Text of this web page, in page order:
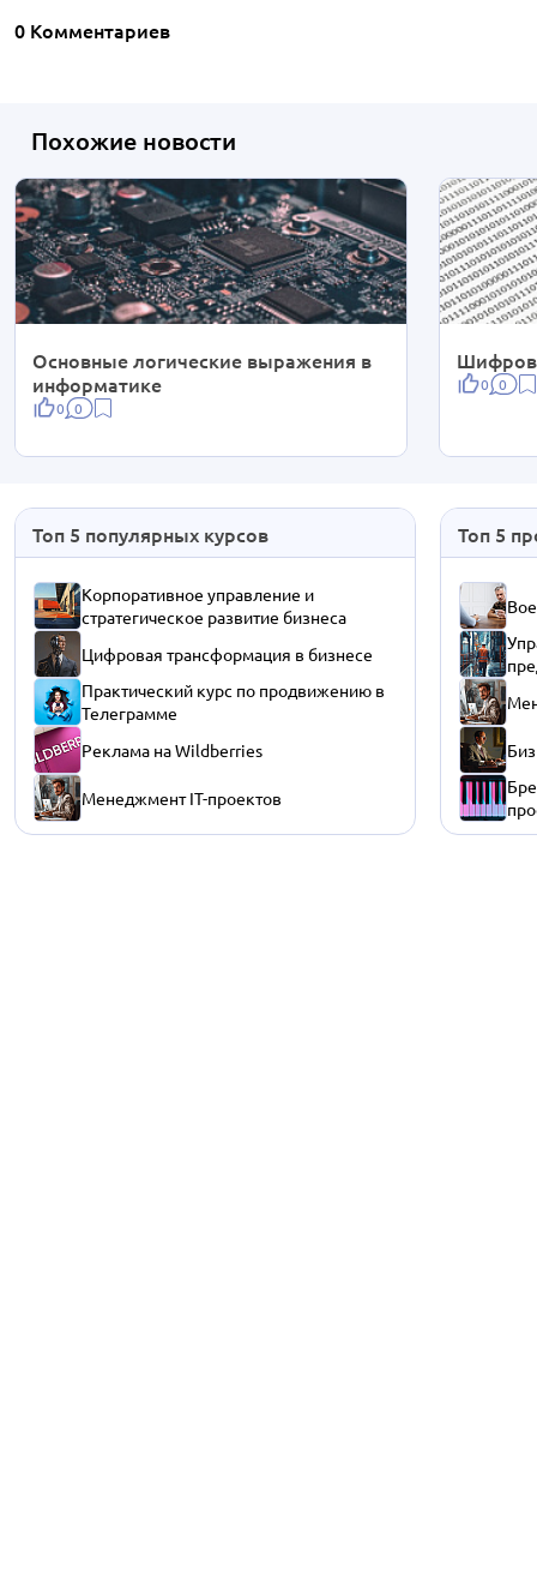
0 Комментариев
Похожие новости
Основные логические выражения в
информатике
0 0
0 0
Топ 5 популярных курсов
Корпоративное управление и
стратегическое развитие бизнеса
Цифровая трансформация в бизнесе
Практический курс по продвижению в
Телеграмме
Реклама на Wildberries
Менеджмент IT-проектов
Топ 5